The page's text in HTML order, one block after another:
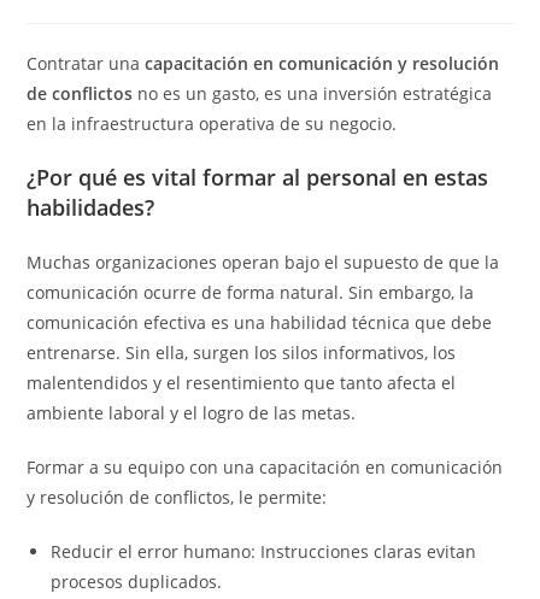
Contratar unacapacitación en comunicación y resolución
de conflictos no es un gasto, es una inversión estratégica
en la infraestructura operativa de su negocio.
¿Por qué es vital formar al personal en estas
habilidades?
Muchas organizaciones operan bajo el supuesto de que la
comunicación ocurre de forma natural. Sin embargo, la
comunicación efectiva es una habilidad técnica que debe
entrenarse. Sin ella, surgen los silos informativos, los
malentendidos y el resentimiento que tanto afecta el
ambiente laboral y el logro de las metas.
Formar a su equipo con una capacitación en comunicación
y resolución de conflictos, le permite:
Reducir el error humano: Instrucciones claras evitan
procesos duplicados.